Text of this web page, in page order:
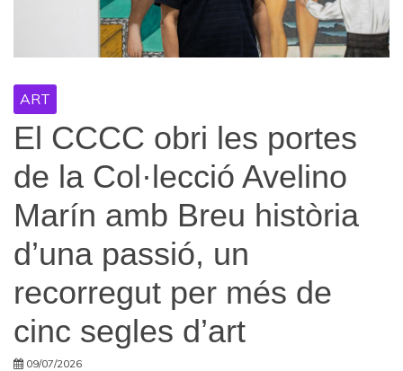
ART
El CCCC obri les portes
de la Col·lecció Avelino
Marín amb Breu història
d’una passió, un
recorregut per més de
cinc segles d’art
09/07/2026